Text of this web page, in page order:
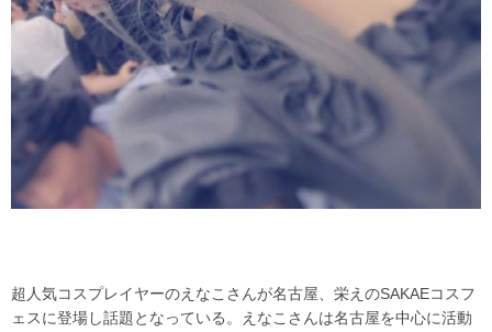
超人気コスプレイヤーのえなこさんが名古屋、栄えのSAKAEコスフ
ェスに登場し話題となっている。えなこさんは名古屋を中心に活動